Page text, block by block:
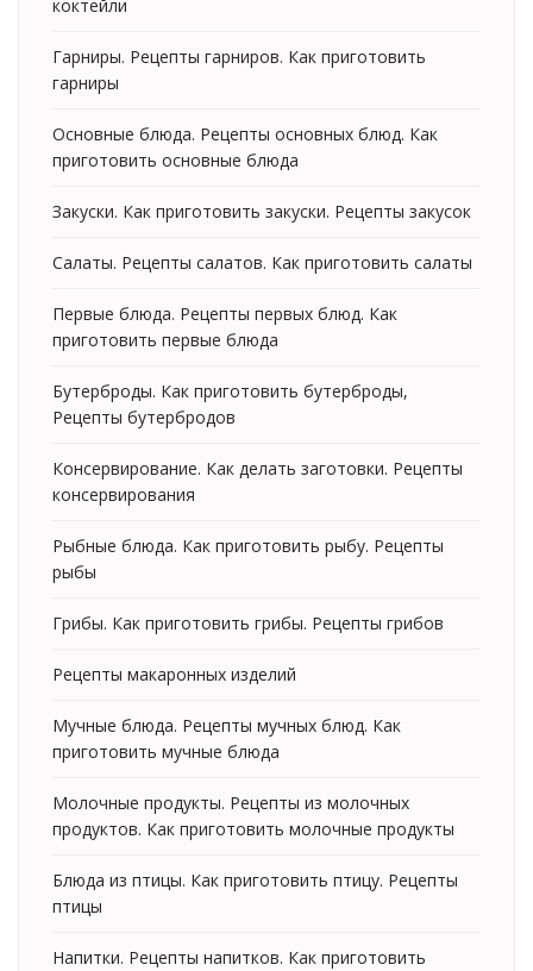
коктейли
Гарниры. Рецепты гарниров. Как приготовить
гарниры
Основные блюда. Рецепты основных блюд. Как
приготовить основные блюда
Закуски. Как приготовить закуски. Рецепты закусок
Салаты. Рецепты салатов. Как приготовить салаты
Первые блюда. Рецепты первых блюд. Как
приготовить первые блюда
Бутерброды. Как приготовить бутерброды,
Рецепты бутербродов
Консервирование. Как делать заготовки. Рецепты
консервирования
Рыбные блюда. Как приготовить рыбу. Рецепты
рыбы
Грибы. Как приготовить грибы. Рецепты грибов
Рецепты макаронных изделий
Мучные блюда. Рецепты мучных блюд. Как
приготовить мучные блюда
Молочные продукты. Рецепты из молочных
продуктов. Как приготовить молочные продукты
Блюда из птицы. Как приготовить птицу. Рецепты
птицы
Напитки. Рецепты напитков. Как приготовить